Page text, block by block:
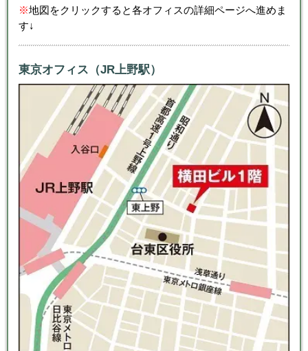
※地図をクリックすると各オフィスの詳細ページへ進めま
す↓
東京オフィス（JR上野駅）